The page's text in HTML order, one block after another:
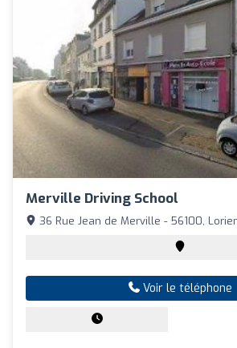
Merville Driving School
36 Rue Jean de Merville - 56100,
Voir le téléphone